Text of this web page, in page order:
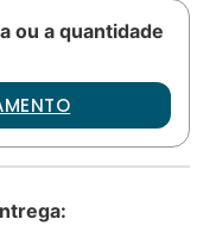
ou a quantidade